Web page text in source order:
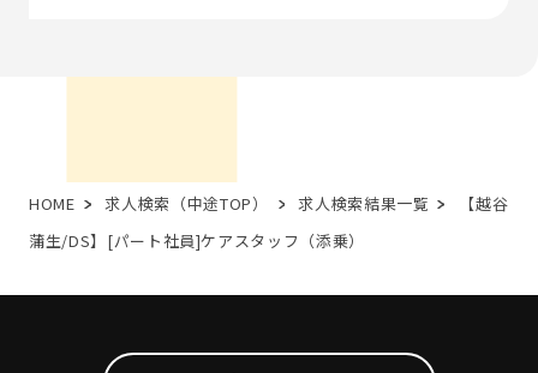
HOME 求人検索（中途TOP） 求人検索結果一覧
【越谷
蒲生/DS】[パート社員]ケアスタッフ（添乗）